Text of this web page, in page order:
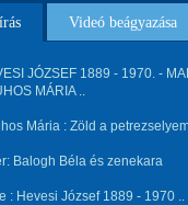
Videó beágyazása
JÓZSEF 1889 - 1970. -
MÁRIA ..
Mária : Zöld a
Balogh Béla és zenekara
: Hevesi József 1889 - 1970 ..